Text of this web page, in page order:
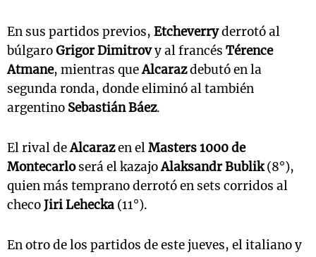
En sus partidos previos, Etcheverryderrotó al
búlgaroGrigor Dimitrovy al francés Térence
Atmane, mientras queAlcarazdebutó en la
segunda ronda, donde eliminó al también
argentino Sebastián Báez.
El rival deAlcarazen elMasters 1000 de
Montecarloserá el kazajoAlaksandr Bublik(8°),
quien más temprano derrotó en sets corridos al
checoJiri Lehecka (11°).
En otro de los partidos de este jueves, el italiano y